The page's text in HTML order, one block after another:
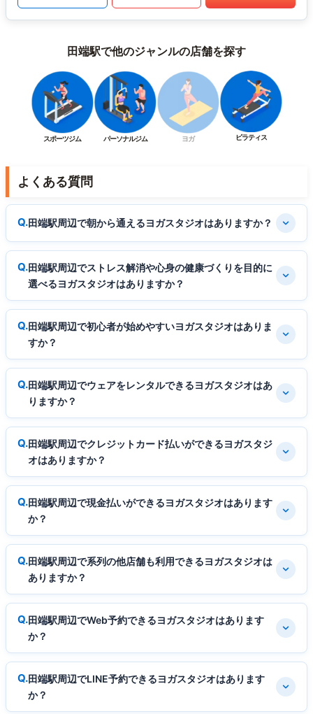
田端駅で他のジャンルの店舗を探す
スポーツジム パーソナルジム ヨガ ピラティス
よくある質問
田端駅周辺で朝から通えるヨガスタジオはありますか？
田端駅周辺でストレス解消や心身の健康づくりを目的に
選べるヨガスタジオはありますか？
田端駅周辺で初心者が始めやすいヨガスタジオはありま
すか？
田端駅周辺でウェアをレンタルできるヨガスタジオはあ
りますか？
田端駅周辺でクレジットカード払いができるヨガスタジ
オはありますか？
田端駅周辺で現金払いができるヨガスタジオはあります
か？
田端駅周辺で系列の他店舗も利用できるヨガスタジオは
ありますか？
田端駅周辺でWeb予約できるヨガスタジオはあります
か？
田端駅周辺でLINE予約できるヨガスタジオはあります
か？